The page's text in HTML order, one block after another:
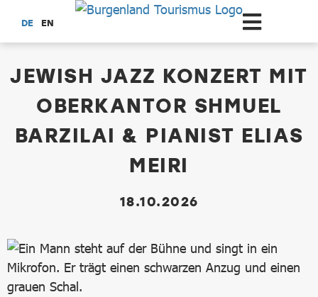
Zum Hauptinhalt springen
DE EN
JEWISH JAZZ KONZERT MIT
OBERKANTOR SHMUEL
BARZILAI & PIANIST ELIAS
MEIRI
18.10.2026